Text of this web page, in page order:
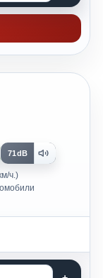
71dB
ч.)